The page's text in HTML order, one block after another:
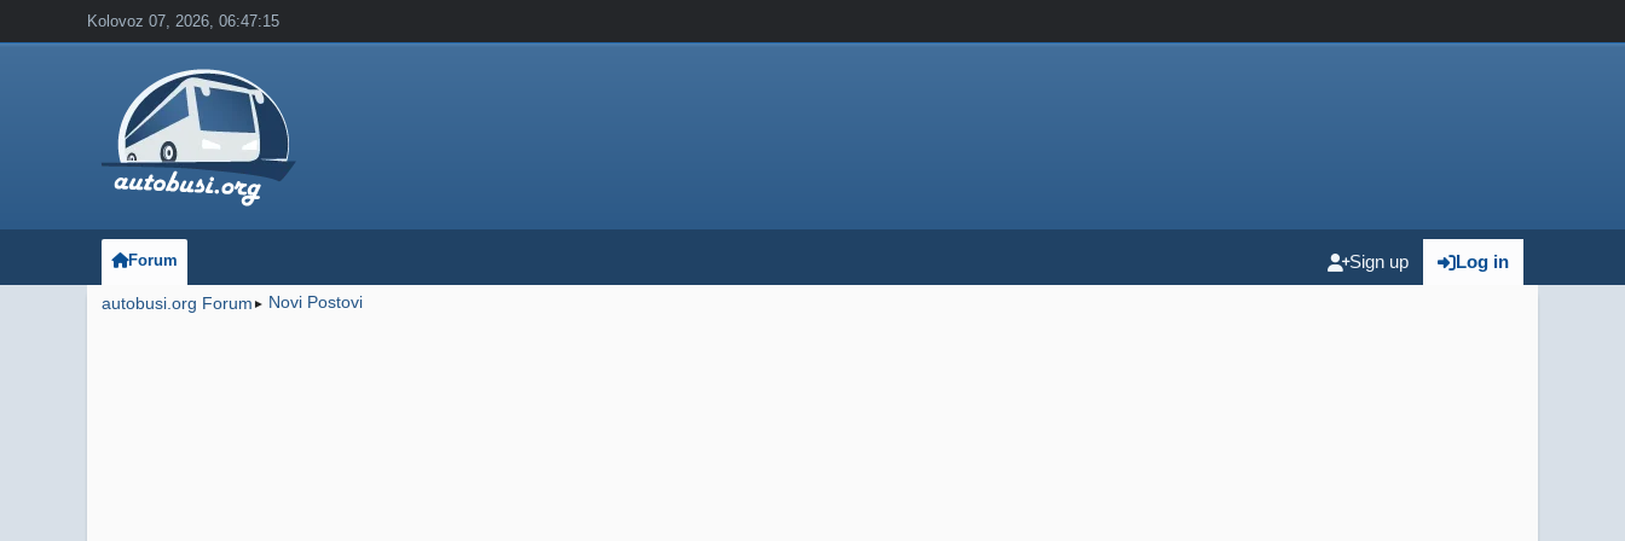
Kolovoz 07, 2026, 06:47:15
Log in
Sign up
Forum
autobusi.org Forum ► Novi Postovi